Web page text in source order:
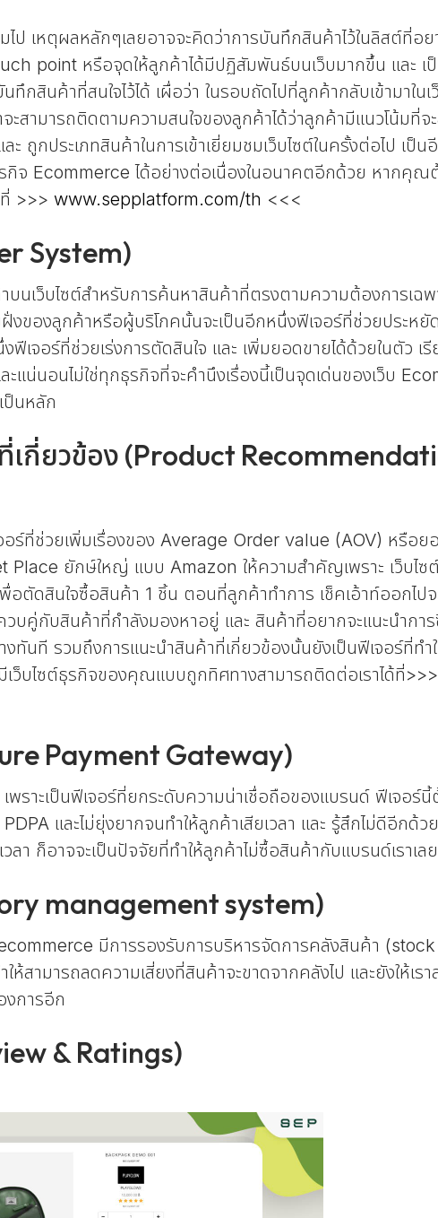
ป เหตุผลหลักๆเลยอาจจะคิดว่าการบันทึกสินค้าไว้ในลิสต์ที่อย
point หรือจุดให้ลูกค้าได้มีปฏิสัมพันธ์บนเว็บมากขึ้น และ เ
กสินค้าที่สนใจไว้ได้ เผื่อว่า ในรอบถัดไปที่ลูกค้ากลับเข้ามาในเ
สามารถติดตามความสนใจของลูกค้าได้ว่าลูกค้ามีแนวโน้มที่จะ
ถูกประเภทสินค้าในการเข้าเยี่ยมชมเว็บไซต์ในครั้งต่อไป เป็น
กิจ Ecommerce ได้อย่างต่อเนื่องในอนาคตอีกด้วย หากคุณ
>>> www.sepplatform.com/th <<<
System)
นเว็บไซต์สำหรับการค้นหาสินค้าที่ตรงตามความต้องการเฉพ
ของลูกค้าหรือผู้บริโภคนั้นจะเป็นอีกหนึ่งฟีเจอร์ที่ช่วยประหยัด
จอร์ที่ช่วยเร่งการตัดสินใจ และ เพิ่มยอดขายได้ด้วยในตัว เรี
ะแน่นอนไม่ใช่ทุกธุรกิจที่จะคำนึงเรื่องนี้เป็นจุดเด่นของเว็บ
ป็นหลัก
เกี่ยวข้อง (Product
อร์ที่ช่วยเพิ่มเรื่องของ Average Order value (AOV) หรือย
Place ยักษ์ใหญ่ แบบ Amazon ให้ความสำคัญเพราะ เว็บไซ
ตัดสินใจซื้อสินค้า 1 ชิ้น ตอนที่ลูกค้าทำการ เช็คเอ้าท์ออกไป
บคู่กับสินค้าที่กำลังมองหาอยู่ และ สินค้าที่อยากจะแนะนำกา
นที รวมถึงการแนะนำสินค้าที่เกี่ยวข้องนั้นยังเป็นฟีเจอร์ที่ทำ
ว็บไซต์ธุรกิจของคุณแบบถูกทิศทางสามารถติดต่อเราได้ที่>>>
Payment Gateway)
พราะเป็นฟีเจอร์ที่ยกระดับความน่าเชื่อถือของแบรนด์ ฟีเจอร์
และไม่ยุ่งยากจนทำให้ลูกค้าเสียเวลา และ รู้สึกไม่ดีอีกด้วย
า ก็อาจจะเป็นปัจจัยที่ทำให้ลูกค้าไม่ซื้อสินค้ากับแบรนด์เราเล
management system)
มีการรองรับการบริหารจัดการคลังสินค้า (stock
ามารถลดความเสี่ยงที่สินค้าจะขาดจากคลังไป และยังให้เรา
งการอีก
& Ratings)